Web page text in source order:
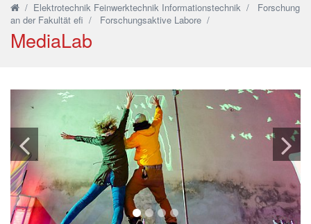
/ Elektrotechnik Feinwerktechnik Informationstechnik / Forschung
an der Fakultät efi / Forschungsaktive Labore /
MediaLab
1 2 3 4